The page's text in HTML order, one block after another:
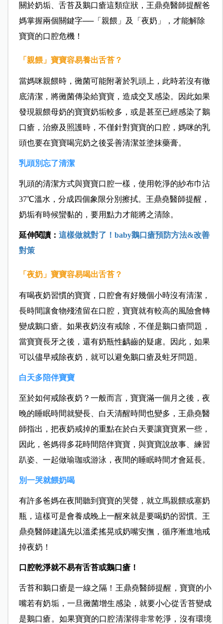
關於奶垢、舌苔及鵝口瘡這類症狀， 王鼎堯醫師提醒爸
媽掌握兩個關鍵字──「親餵」及「夜奶」，才能解除
寶寶的口腔危機！
「親餵」寶寶容易養出舌苔？
當媽咪親餵時，黴菌可能附著於乳頭上，此時若沒有徹
底清潔，將黴菌傳染給寶寶，造成交叉感染。因此如果
發現親餵母奶的寶寶奶垢較多，或是甚至已經感染了鵝
口瘡，治療及照護時，不僅針對寶寶的口腔，媽咪的乳
頭也要在寶寶喝完奶之後妥善清潔並塗抹藥膏。
乳頭別忘了清潔
乳頭的清潔方式與寶寶口腔一樣，使用乾淨的紗布巾沾
37℃溫水，分成四個象限分別擦拭。 王鼎堯醫師提醒，
奶垢有時候蠻黏的，要用點力才能將之清除。
延伸閱讀： 這樣做就對了！baby鵝口瘡預防方法&改善
對策
「夜奶」寶寶容易喝出舌苔？
有喝夜奶習慣的寶寶，口腔會有好幾個小時沒有清潔，
長時間讓食物殘渣留在口腔，寶寶就有較高的風險會轉
變成鵝口瘡。如果夜奶沒有戒除，不僅是鵝口瘡問題，
當寶寶長牙之後，還有奶瓶性齲齒的疑慮。因此，如果
可以儘早戒除夜奶，就可以避免鵝口瘡及蛀牙問題。
白天多陪伴寶寶
至於如何戒除夜奶？一般而言，寶寶滿一個月之後，夜
晚的睡眠時間就變長、白天清醒時間也變多， 王鼎堯醫
師指出， 把夜奶戒掉的重點在於白天要讓寶寶累一些，
因此，爸媽得多花時間陪伴寶寶，與寶寶說故事、練習
趴姿、一起做瑜珈或游泳，夜間的睡眠時間才會延長。
別一哭就餵奶喝
有許多爸媽在夜間聽到寶寶的哭聲，就立馬親餵或塞奶
瓶，這樣可是會養成晚上一醒來就是要喝奶的習慣。 王
鼎堯醫師建議先以溫柔搖晃或奶嘴安撫，循序漸進地戒
掉夜奶！
口腔乾淨就不易有舌苔或鵝口瘡！
舌苔和鵝口瘡是一線之隔！ 王鼎堯醫師提醒， 寶寶的小
嘴若有奶垢，一旦黴菌增生感染，就要小心從舌苔變成
是鵝口瘡。如果寶寶的口腔清潔得非常乾淨，沒有環境